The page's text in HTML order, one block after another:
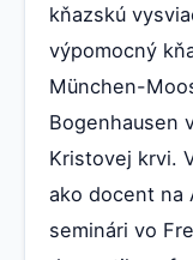
kňazskú
výpomocný
München-
Bogenhausen
Kristovej krvi.
ako docent na
seminári vo